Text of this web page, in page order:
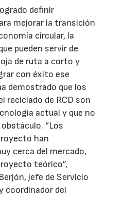
definir
mejorar la transición
circular, la
pueden servir de
de ruta a corto y
con éxito ese
demostrado que los
reciclado de RCD son
actual y que no
“Los
han
cerca del mercado,
teórico”,
jefe de Servicio
coordinador del